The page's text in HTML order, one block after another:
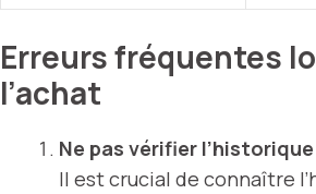
Erreurs fréquentes
l’achat
Ne pas vérifier
Il est crucial de connaître